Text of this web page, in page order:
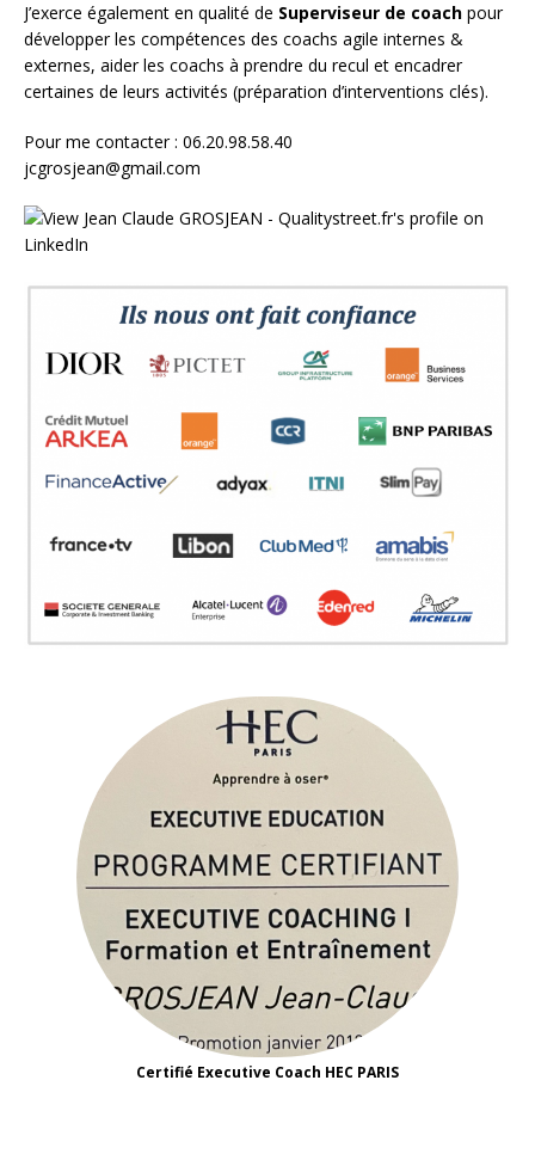
J’exerce également en qualité de Superviseur de coach pour
développer les compétences des coachs agile internes &
externes, aider les coachs à prendre du recul et encadrer
certaines de leurs activités (préparation d’interventions clés).
Pour me contacter : 06.20.98.58.40
jcgrosjean@gmail.com
Certifié Executive Coach HEC PARIS